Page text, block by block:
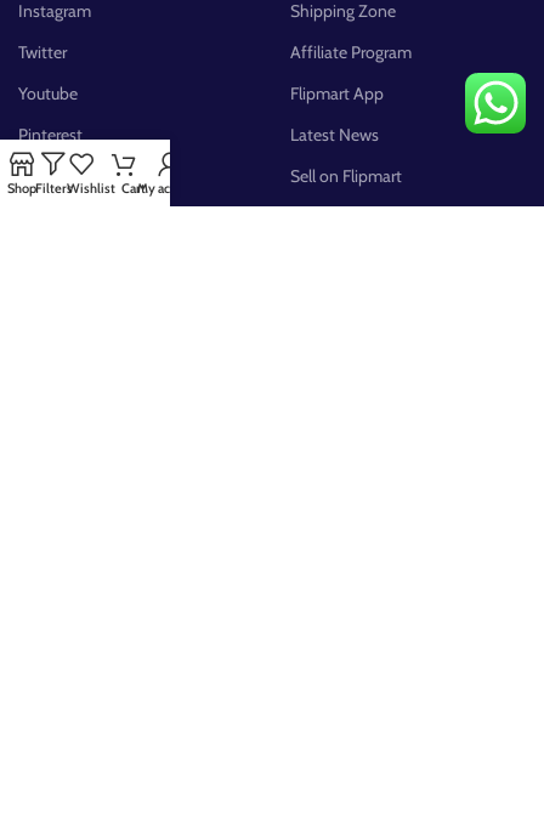
Instagram
Twitter
Youtube
Pinterest
FB Group
Shipping Zone
Affiliate Program
Flipmart App
Latest News
Sell on Flipmart
ShopFiltersWishlist CartMy account